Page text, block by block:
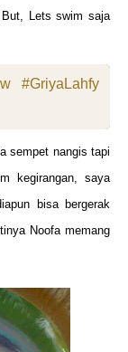
Lets swim saja
#GriyaLahfy
sempet nangis tapi
kegirangan, saya
bisa bergerak
Noofa memang